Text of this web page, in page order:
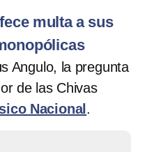
multa a sus
Angulo, la pregunta
de las Chivas
Nacional .